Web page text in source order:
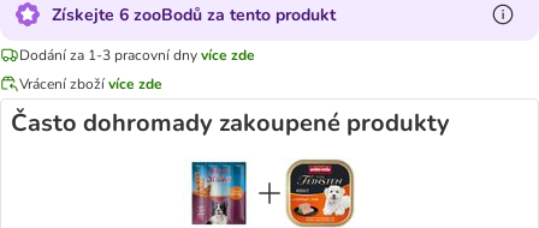
Získejte 6 zooBodů za tento produkt
Dodání za 1-3 pracovní dnyvíce zde
Vrácení zbožívíce zde
Často dohromady zakoupené produkty